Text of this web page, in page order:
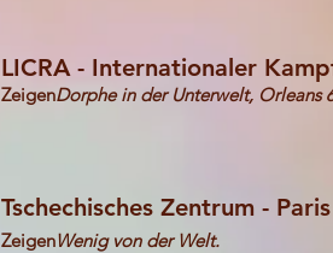
LICRA - Internationaler
ZeigenDorphe in der Unterwelt, Orleans
Tschechisches Zentrum - Paris
ZeigenWenig von der Welt.